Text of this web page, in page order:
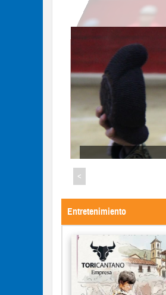
Este
<
Entretenimiento